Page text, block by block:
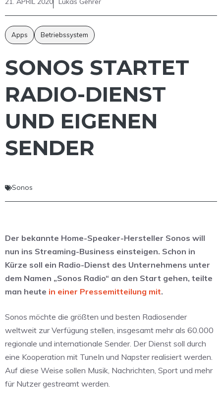
Apps Betriebssystem
SONOS STARTET
RADIO-DIENST
UND EIGENEN
SENDER
Sonos
Der bekannte Home-Speaker-Hersteller Sonos will
nun ins Streaming-Business einsteigen. Schon in
Kürze soll ein Radio-Dienst des Unternehmens unter
dem Namen „Sonos Radio“ an den Start gehen, teilte
man heute in einer Pressemitteilung mit.
Sonos möchte die größten und besten Radiosender
weltweit zur Verfügung stellen, insgesamt mehr als 60.000
regionale und internationale Sender. Der Dienst soll durch
eine Kooperation mit TuneIn und Napster realisiert werden.
Auf diese Weise sollen Musik, Nachrichten, Sport und mehr
für Nutzer gestreamt werden.